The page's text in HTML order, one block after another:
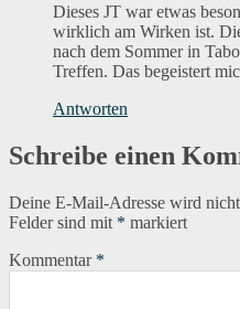
Dieses JT war etwas
wirklich am Wirken ist.
nach dem Sommer in
Treffen. Das begeistert
Antworten
Schreibe einen
Deine E-Mail-Adresse wird
Felder sind mit * markiert
Kommentar *